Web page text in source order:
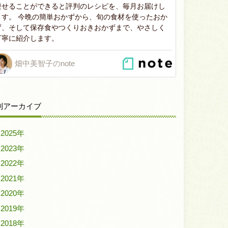
せることができると評判のレシピを、毎月お届けし
す。 今晩の簡単おかずから、旬の食材を使ったおか
、そして保存食やつくりおきおかずまで、やさしく
に紹介します。
畑中美智子のnote
アーカイブ
2025年
2023年
2022年
2021年
2020年
2019年
2018年